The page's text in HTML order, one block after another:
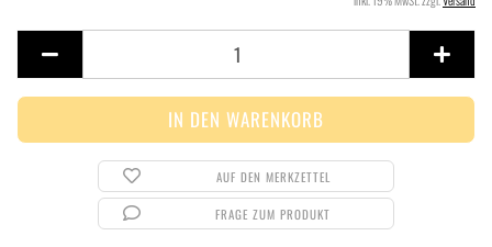
AUF DEN MERKZETTEL
FRAGE ZUM PRODUKT